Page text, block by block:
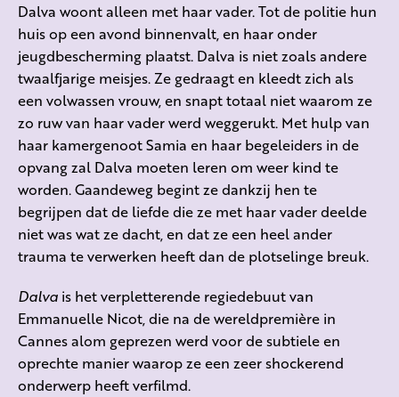
Dalva woont alleen met haar vader. Tot de politie hun
huis op een avond binnenvalt, en haar onder
jeugdbescherming plaatst. Dalva is niet zoals andere
twaalfjarige meisjes. Ze gedraagt en kleedt zich als
een volwassen vrouw, en snapt totaal niet waarom ze
zo ruw van haar vader werd weggerukt. Met hulp van
haar kamergenoot Samia en haar begeleiders in de
opvang zal Dalva moeten leren om weer kind te
worden. Gaandeweg begint ze dankzij hen te
begrijpen dat de liefde die ze met haar vader deelde
niet was wat ze dacht, en dat ze een heel ander
trauma te verwerken heeft dan de plotselinge breuk.
Dalva is het verpletterende regiedebuut van
Emmanuelle Nicot, die na de wereldpremière in
Cannes alom geprezen werd voor de subtiele en
oprechte manier waarop ze een zeer shockerend
onderwerp heeft verfilmd.